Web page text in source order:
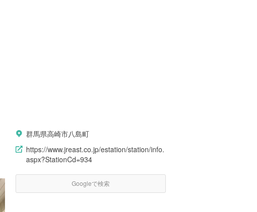
群馬県高崎市八島町
https://www.jreast.co.jp/estation/station/info.
aspx?StationCd=934
Googleで検索